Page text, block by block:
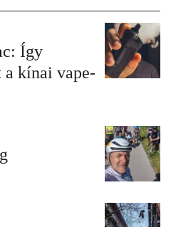
Így
a kínai vape-